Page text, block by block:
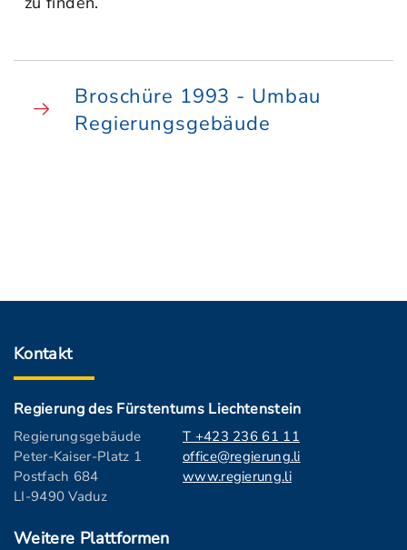
Broschüre 1993 - Umbau
Regierungsgebäude
Kontakt
Regierung des Fürstentums Liechtenstein
Regierungsgebäude
Peter-Kaiser-Platz 1
Postfach 684
LI-9490 Vaduz
T +423 236 61 11
office@regierung.li
www.regierung.li
Weitere Plattformen